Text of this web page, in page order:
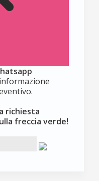
richiesta
freccia verde!